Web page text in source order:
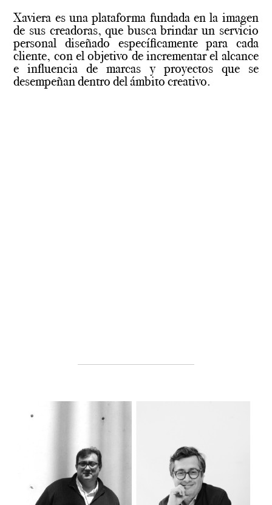
Xaviera es una plataforma fundada en la imagen
de sus creadoras, que busca brindar un servicio
personal diseñado específicamente para cada
cliente, con el objetivo de incrementar el alcance
e influencia de marcas y proyectos que se
desempeñan dentro del ámbito creativo.